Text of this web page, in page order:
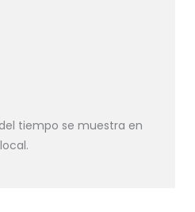
tiempo se muestra en